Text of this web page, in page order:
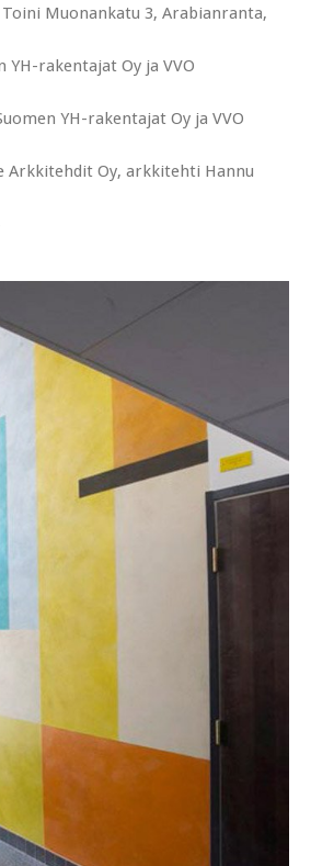
Muonankatu 3, Arabianranta,
YH-rakentajat Oy ja VVO
YH-rakentajat Oy ja VVO
Arkkitehdit Oy, arkkitehti Hannu